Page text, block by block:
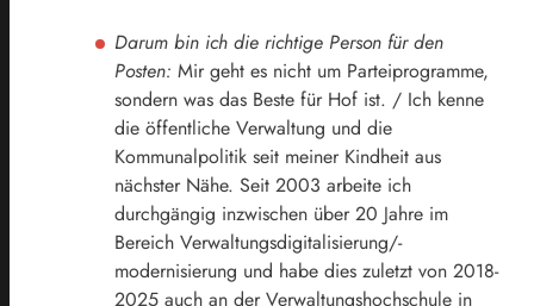
Darum bin ich die richtige Person für den
Posten: Mir geht es nicht um Parteiprogramme,
sondern was das Beste für Hof ist. / Ich kenne
die öffentliche Verwaltung und die
Kommunalpolitik seit meiner Kindheit aus
nächster Nähe. Seit 2003 arbeite ich
durchgängig inzwischen über 20 Jahre im
Bereich Verwaltungsdigitalisierung/-
modernisierung und habe dies zuletzt von 2018-
2025 auch an der Verwaltungshochschule in